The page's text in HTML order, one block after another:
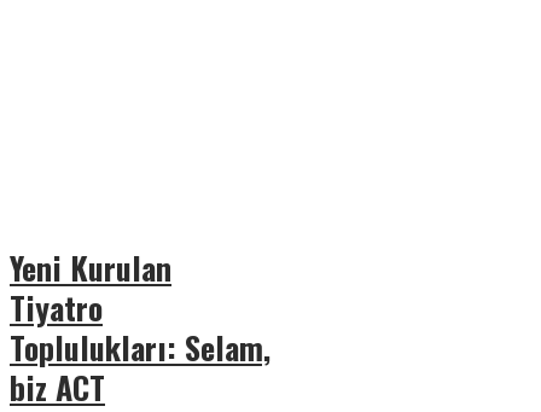
Yeni Kurulan
Tiyatro
Toplulukları: Selam,
biz ACT